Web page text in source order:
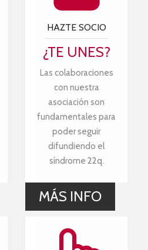
HAZTE SOCIO
¿TE UNES?
Las colaboraciones
con nuestra
asociación son
fundamentales para
poder seguir
difundiendo el
síndrome 22q.
MÁS INFO